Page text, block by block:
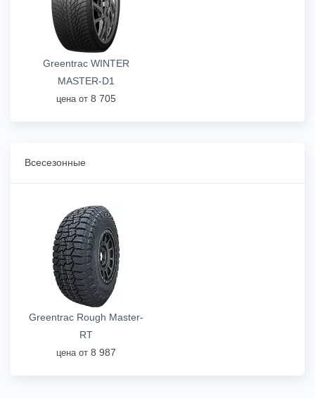
Greentrac WINTER
MASTER-D1
цена от 8 705
Всесезонные
Greentrac Rough Master-
RT
цена от 8 987